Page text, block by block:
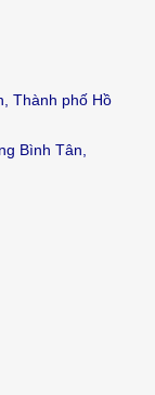
Thành phố Hồ
Bình Tân,